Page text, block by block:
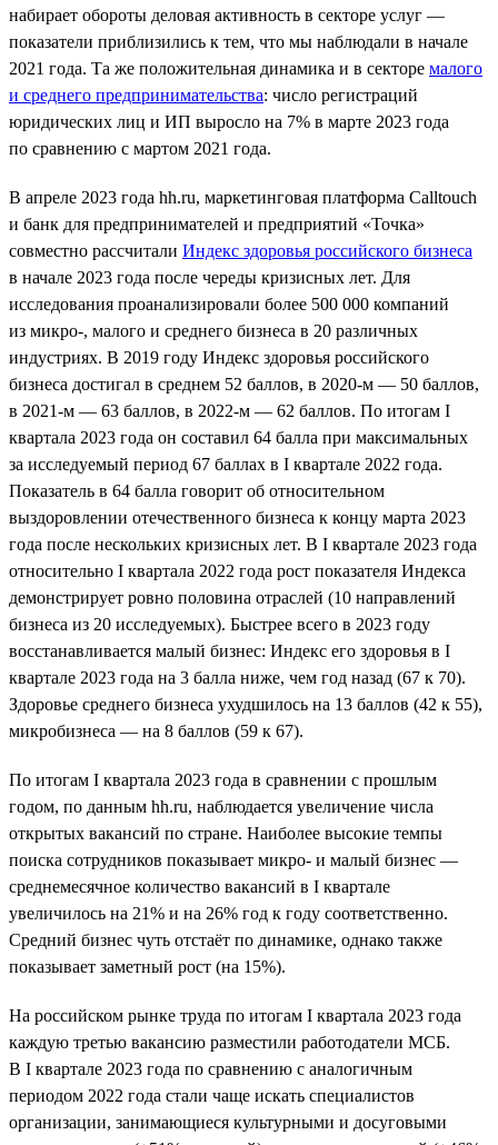
набирает обороты деловая активность в секторе услуг —
показатели приблизились к тем, что мы наблюдали в начале
2021 года. Та же положительная динамика и в секторе малого
и среднего предпринимательства: число регистраций
юридических лиц и ИП выросло на 7% в марте 2023 года
по сравнению с мартом 2021 года.
В апреле 2023 года hh.ru, маркетинговая платформа Calltouch
и банк для предпринимателей и предприятий «Точка»
совместно рассчитали Индекс здоровья российского бизнеса
в начале 2023 года после череды кризисных лет. Для
исследования проанализировали более 500 000 компаний
из микро-, малого и среднего бизнеса в 20 различных
индустриях. В 2019 году Индекс здоровья российского
бизнеса достигал в среднем 52 баллов, в 2020-м — 50 баллов,
в 2021-м — 63 баллов, в 2022-м — 62 баллов. По итогам I
квартала 2023 года он составил 64 балла при максимальных
за исследуемый период 67 баллах в I квартале 2022 года.
Показатель в 64 балла говорит об относительном
выздоровлении отечественного бизнеса к концу марта 2023
года после нескольких кризисных лет. В I квартале 2023 года
относительно I квартала 2022 года рост показателя Индекса
демонстрирует ровно половина отраслей (10 направлений
бизнеса из 20 исследуемых). Быстрее всего в 2023 году
восстанавливается малый бизнес: Индекс его здоровья в I
квартале 2023 года на 3 балла ниже, чем год назад (67 к 70).
Здоровье среднего бизнеса ухудшилось на 13 баллов (42 к 55),
микробизнеса — на 8 баллов (59 к 67).
По итогам I квартала 2023 года в сравнении с прошлым
годом, по данным hh.ru, наблюдается увеличение числа
открытых вакансий по стране. Наиболее высокие темпы
поиска сотрудников показывает микро- и малый бизнес —
среднемесячное количество вакансий в I квартале
увеличилось на 21% и на 26% год к году соответственно.
Средний бизнес чуть отстаёт по динамике, однако также
показывает заметный рост (на 15%).
На российском рынке труда по итогам I квартала 2023 года
каждую третью вакансию разместили работодатели МСБ.
В I квартале 2023 года по сравнению с аналогичным
периодом 2022 года стали чаще искать специалистов
организации, занимающиеся культурными и досуговыми